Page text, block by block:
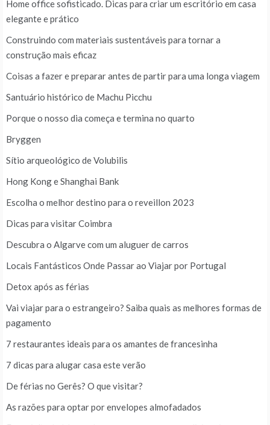
Home office sofisticado. Dicas para criar um escritório em casa
elegante e prático
Construindo com materiais sustentáveis para tornar a
construção mais eficaz
Coisas a fazer e preparar antes de partir para uma longa viagem
Santuário histórico de Machu Picchu
Porque o nosso dia começa e termina no quarto
Bryggen
Sítio arqueológico de Volubilis
Hong Kong e Shanghai Bank
Escolha o melhor destino para o reveillon 2023
Dicas para visitar Coimbra
Descubra o Algarve com um aluguer de carros
Locais Fantásticos Onde Passar ao Viajar por Portugal
Detox após as férias
Vai viajar para o estrangeiro? Saiba quais as melhores formas de
pagamento
7 restaurantes ideais para os amantes de francesinha
7 dicas para alugar casa este verão
De férias no Gerês? O que visitar?
As razões para optar por envelopes almofadados